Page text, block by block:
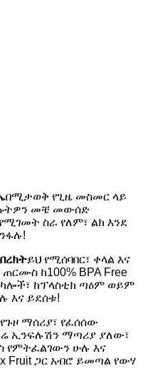
በሚታወቅ የጊዜ መስመር ላይ
መቼ መውሰድ
ስራ የለም፣ ልክ እንደ
ይህ የሚሰባበር፣ ቀላል እና
ከ100% BPA Free
ከፕላስቲክ ጣዕም ወይም
እና ይደሰቱ!
ማሰሪያ፣ የፈሰሰው
ኢንፍሉሽን ማጣሪያ ያለው፣
የምትፈልገውን ሁሉ እና
Fruit ጋር አብሮ ይመጣል የውሃ